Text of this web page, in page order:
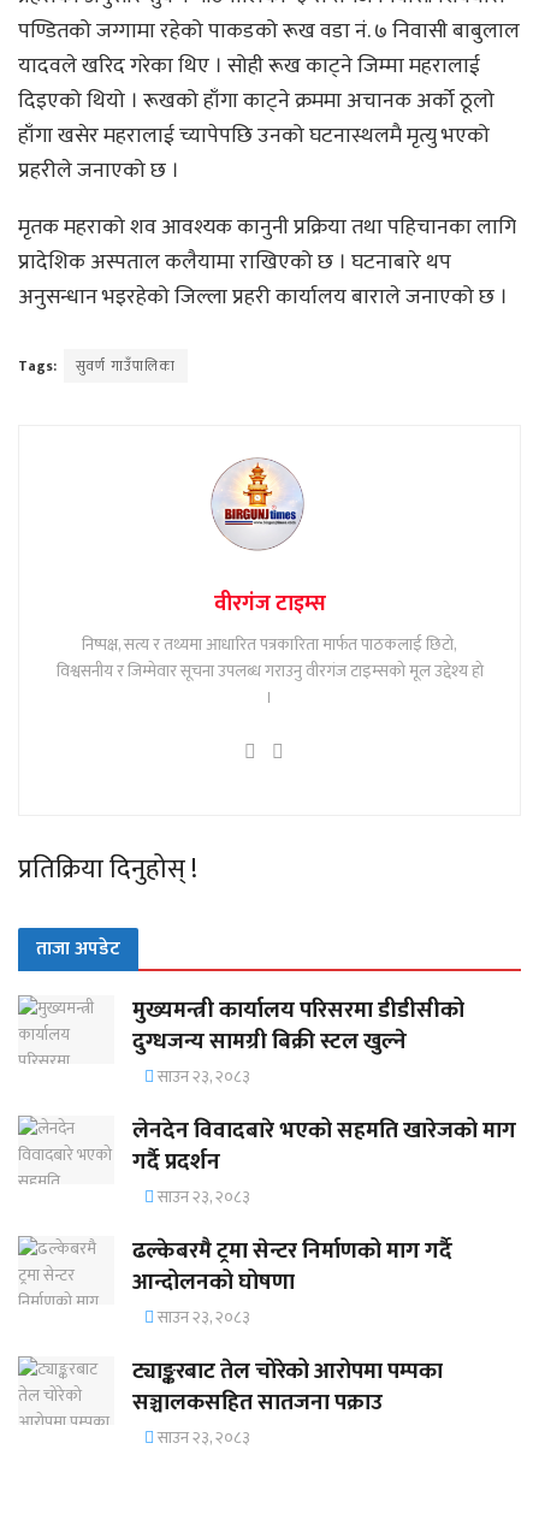
पण्डितको जग्गामा रहेको पाकडको रूख वडा नं. ७ निवासी बाबुलाल
यादवले खरिद गरेका थिए । सोही रूख काट्ने जिम्मा महरालाई
दिइएको थियो । रूखको हाँगा काट्ने क्रममा अचानक अर्को ठूलो
हाँगा खसेर महरालाई च्यापेपछि उनको घटनास्थलमै मृत्यु भएको
प्रहरीले जनाएको छ ।
मृतक महराको शव आवश्यक कानुनी प्रक्रिया तथा पहिचानका लागि
प्रादेशिक अस्पताल कलैयामा राखिएको छ । घटनाबारे थप
अनुसन्धान भइरहेको जिल्ला प्रहरी कार्यालय बाराले जनाएको छ ।
Tags: सुवर्ण गाउँपालिका
वीरगंज टाइम्स
निष्पक्ष, सत्य र तथ्यमा आधारित पत्रकारिता मार्फत पाठकलाई छिटो,
विश्वसनीय र जिम्मेवार सूचना उपलब्ध गराउनु वीरगंज टाइम्सको मूल उद्देश्य हो
।
प्रतिक्रिया दिनुहोस् !
ताजा अपडेट
मुख्यमन्त्री कार्यालय परिसरमा डीडीसीको
दुग्धजन्य सामग्री बिक्री स्टल खुल्ने
साउन २३, २०८३
लेनदेन विवादबारे भएको सहमति खारेजको माग
गर्दै प्रदर्शन
साउन २३, २०८३
ढल्केबरमै ट्रमा सेन्टर निर्माणको माग गर्दै
आन्दोलनको घोषणा
साउन २३, २०८३
ट्याङ्करबाट तेल चोरेको आरोपमा पम्पका
सञ्चालकसहित सातजना पक्राउ
साउन २३, २०८३